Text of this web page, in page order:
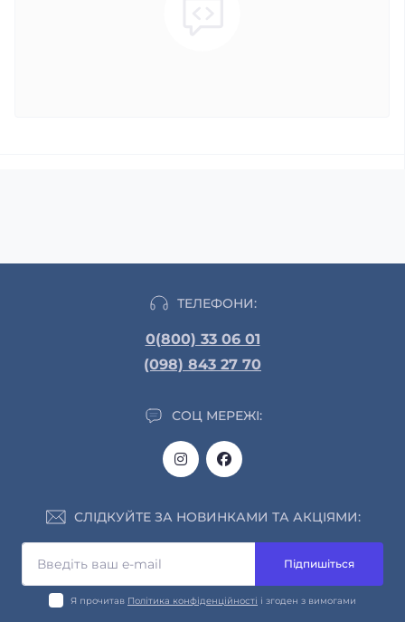
ТЕЛЕФОНИ:
0(800) 33 06 01
(098) 843 27 70
СОЦ МЕРЕЖІ:
СЛІДКУЙТЕ ЗА НОВИНКАМИ ТА АКЦІЯМИ:
Підпишіться
Я прочитав Політика конфіденційності і згоден з вимогами